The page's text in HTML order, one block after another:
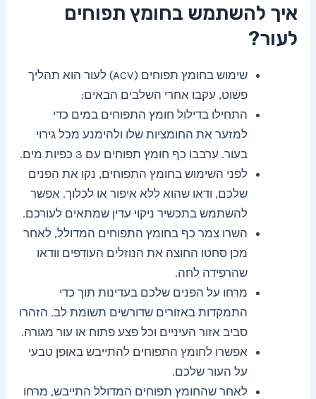
איך להשתמש בחומץ תפוחים
לעור?
שימוש בחומץ תפוחים (ACV) לעור הוא תהליך
פשוט, עקבו אחרי השלבים הבאים:
התחילו בדילול חומץ התפוחים במים כדי
למזער את החומציות שלו ולהימנע מכל גירוי
בעור. ערבבו כף חומץ תפוחים עם 3 כפיות מים.
לפני השימוש בחומץ התפוחים, נקו את הפנים
שלכם, ודאו שהוא ללא איפור או לכלוך. אפשר
להשתמש בתכשיר ניקוי עדין שמתאים לעורכם.
השרו צמר כף בחומץ התפוחים המדולל, לאחר
מכן סחטו החוצה את הנוזלים העודפים וודאו
שהרפידה לחה.
מרחו על הפנים שלכם בעדינות תוך כדי
התמקדות באזורים שדורשים תשומת לב. הזהרו
סביב אזור העיניים וכל פצע פתוח או עור מגורה.
אפשרו לחומץ התפוחים להתייבש באופן טבעי
על העור שלכם.
לאחר שהחומץ תפוחים המדולל התייבש, מרחו